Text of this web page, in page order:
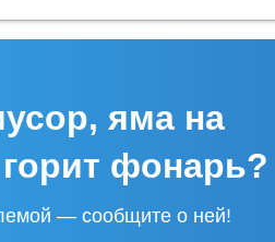
яма на
фонарь?
— сообщите о ней!